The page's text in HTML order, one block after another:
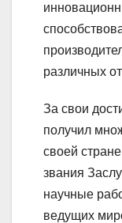
различных
За свои
получил
своей
звания
научные
ведущих